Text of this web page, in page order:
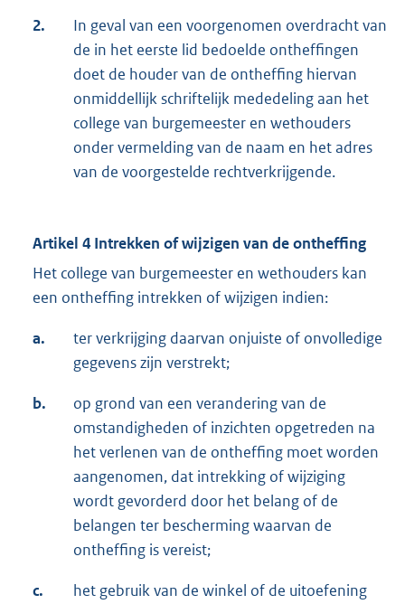
2.
In geval van een voorgenomen overdracht van
de in het eerste lid bedoelde ontheffingen
doet de houder van de ontheffing hiervan
onmiddellijk schriftelijk mededeling aan het
college van burgemeester en wethouders
onder vermelding van de naam en het adres
van de voorgestelde rechtverkrijgende.
Artikel 4 Intrekken of wijzigen van de ontheffing
Het college van burgemeester en wethouders kan
een ontheffing intrekken of wijzigen indien:
a.
ter verkrijging daarvan onjuiste of onvolledige
gegevens zijn verstrekt;
b.
op grond van een verandering van de
omstandigheden of inzichten opgetreden na
het verlenen van de ontheffing moet worden
aangenomen, dat intrekking of wijziging
wordt gevorderd door het belang of de
belangen ter bescherming waarvan de
ontheffing is vereist;
c.
het gebruik van de winkel of de uitoefening